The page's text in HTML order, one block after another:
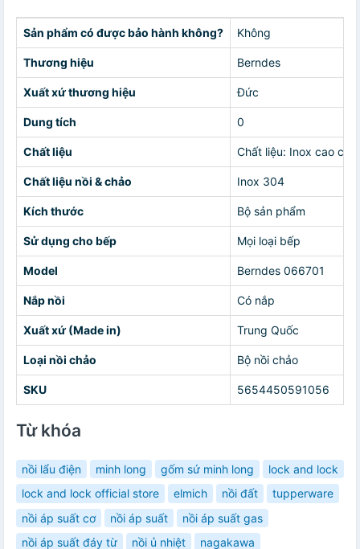
Sản phẩm có được bảo hành không? Không
Thương hiệu Berndes
Xuất xứ thương hiệu Đức
Dung tích 0
Chất liệu Chất liệu: Inox cao
Chất liệu nồi & chảo Inox 304
Kích thước Bộ sản phẩm
Sử dụng cho bếp Mọi loại bếp
Model Berndes 066701
Nắp nồi Có nắp
Xuất xứ (Made in) Trung Quốc
Loại nồi chảo Bộ nồi chảo
SKU 5654450591056
Từ khóa
nồi lẩu điện minh long gốm sứ minh long
lock and lock
lock and lock official store
elmich nồi đất
tupperware
nồi áp suất cơ
nồi áp suất
nồi áp suất gas
nồi áp suất đáy từ
nồi ủ nhiệt
nagakawa